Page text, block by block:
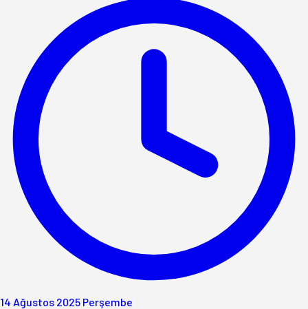
14 Ağustos 2025 Perşembe